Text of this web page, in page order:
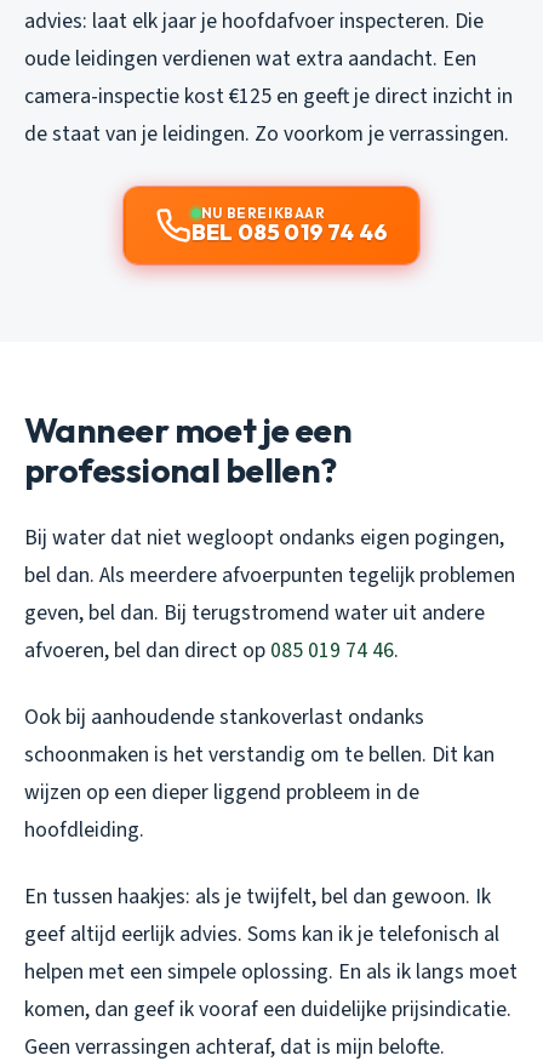
advies: laat elk jaar je hoofdafvoer inspecteren. Die
oude leidingen verdienen wat extra aandacht. Een
camera-inspectie kost €125 en geeft je direct inzicht in
de staat van je leidingen. Zo voorkom je verrassingen.
NU BEREIKBAAR
BEL 085 019 74 46
Wanneer moet je een
professional bellen?
Bij water dat niet wegloopt ondanks eigen pogingen,
bel dan. Als meerdere afvoerpunten tegelijk problemen
geven, bel dan. Bij terugstromend water uit andere
afvoeren, bel dan direct op 085 019 74 46.
Ook bij aanhoudende stankoverlast ondanks
schoonmaken is het verstandig om te bellen. Dit kan
wijzen op een dieper liggend probleem in de
hoofdleiding.
En tussen haakjes: als je twijfelt, bel dan gewoon. Ik
geef altijd eerlijk advies. Soms kan ik je telefonisch al
helpen met een simpele oplossing. En als ik langs moet
komen, dan geef ik vooraf een duidelijke prijsindicatie.
Geen verrassingen achteraf, dat is mijn belofte.